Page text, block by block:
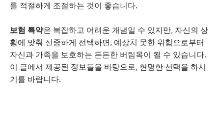
를 적절하게 조절하는 것이 좋습니다.
보험 특약은 복잡하고 어려운 개념일 수 있지만, 자신의 상
황에 맞춰 신중하게 선택하면, 예상치 못한 위험으로부터
자신과 가족을 보호하는 든든한 버팀목이 될 수 있습니다.
이 글에서 제공된 정보들을 바탕으로, 현명한 선택을 하시
기를 바랍니다.